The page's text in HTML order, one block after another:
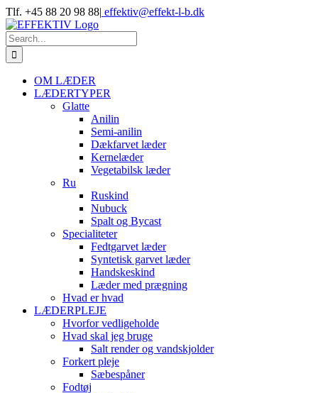
Skip
to
content
Tlf. +45 88 20 98 88| effektiv@effekt-l-b.dk
Search
for:
OM LÆDER
LÆDERTYPER
Glatte
Anilin
Semi-anilin
Dækfarvet læder
Kernelæder
Vegetabilsk læder
Ru
Ruskind
Nubuck
Spalt og Bycast
Specialiteter
Fedtgarvet læder
Syntetisk garvet læder
Handskeskind
Læder med prægning
Hvad er hvad
LÆDERPLEJE
Hvorfor vedligeholde
Hvad skal jeg bruge
Salt render og vandskjolder
Forkert pleje
Sæbespåner
Fodtøj